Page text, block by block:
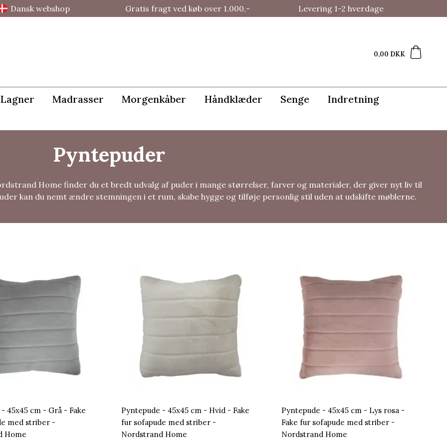
Dansk webshop Gratis fragt ved køb over 1.000,- Levering 1-2 hverdage
0,00 DKK
Lagner Madrasser Morgenkåber Håndklæder Senge Indretning
Pyntepuder
Home finder du et bredt udvalg af puder i mange størrelser, farver og materialer, der giver nyt liv til
kan du nemt ændre stemningen i et rum, skabe hygge og tilføje personlig stil uden at udskifte møblerne.
45x45 cm - Grå - Fake
med striber -
Home
Pyntepude - 45x45 cm - Hvid - Fake
fur sofapude med striber -
Nordstrand Home
Pyntepude - 45x45 cm - Lys rosa -
Fake fur sofapude med striber -
Nordstrand Home